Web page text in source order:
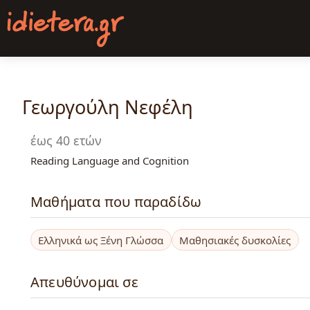
Παράκαμψη
προς
κυρίως
Γεωργούλη Νεφέλη
έως 40 ετών
Reading Language and Cognition
Μαθήματα που παραδίδω
Ελληνικά ως Ξένη Γλώσσα Μαθησιακές δυσκολίες
Απευθύνομαι σε